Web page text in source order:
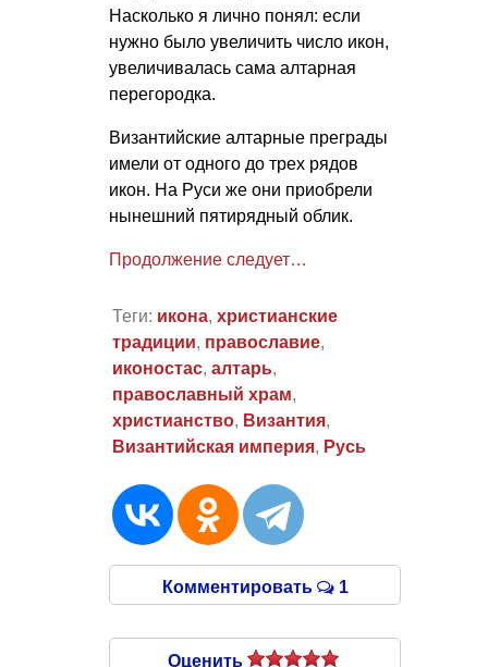
Насколько я лично понял: если
нужно было увеличить число икон,
увеличивалась сама алтарная
перегородка.
Византийские алтарные преграды
имели от одного до трех рядов
икон. На Руси же они приобрели
нынешний пятирядный облик.
Продолжение следует…
Теги: икона, христианские
традиции, православие,
иконостас, алтарь,
православный храм,
христианство, Византия,
Византийская империя, Русь
Комментировать 1
Оценить